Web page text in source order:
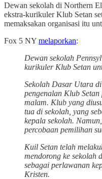
Dewan sekolah di Northern
ekstra-kurikuler Klub Setan
memaksakan organisasi itu
Fox 5 NY melaporkan:
Dewan sekolah
kurikuler Klub Setan
Sekolah Dasar Utara
pengenalan Klub
malam. Klub yang
tua di sekolah, yang
kepala sekolah.
percobaan pemilihan
Kuil Setan telah
mendorong ke sekolah
sebagai perlawanan
Kristen.